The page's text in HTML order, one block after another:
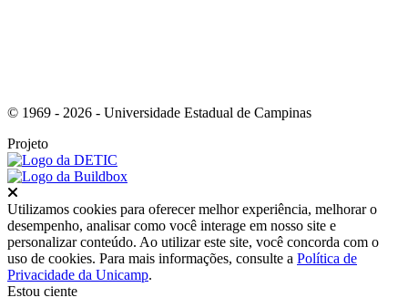
© 1969 - 2026 - Universidade Estadual de Campinas
Projeto
Utilizamos cookies para oferecer melhor experiência, melhorar o
desempenho, analisar como você interage em nosso site e
personalizar conteúdo. Ao utilizar este site, você concorda com o
uso de cookies. Para mais informações, consulte a Política de
Privacidade da Unicamp.
Estou ciente